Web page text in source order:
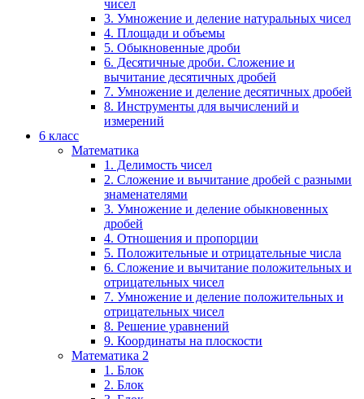
чисел
3. Умножение и деление натуральных чисел
4. Площади и объемы
5. Обыкновенные дроби
6. Десятичные дроби. Сложение и
вычитание десятичных дробей
7. Умножение и деление десятичных дробей
8. Инструменты для вычислений и
измерений
6 класс
Математика
1. Делимость чисел
2. Сложение и вычитание дробей с разными
знаменателями
3. Умножение и деление обыкновенных
дробей
4. Отношения и пропорции
5. Положительные и отрицательные числа
6. Сложение и вычитание положительных и
отрицательных чисел
7. Умножение и деление положительных и
отрицательных чисел
8. Решение уравнений
9. Координаты на плоскости
Математика 2
1. Блок
2. Блок